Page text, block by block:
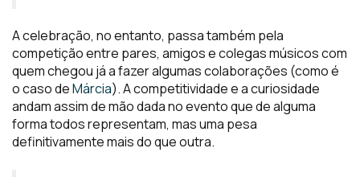
A celebração, no entanto, passa também pela
competição entre pares, amigos e colegas músicos com
quem chegou já a fazer algumas colaborações (como é
o caso deMárcia). A competitividade e a curiosidade
andam assim de mão dada no evento que de alguma
forma todos representam, mas uma pesa
definitivamente mais do que outra.